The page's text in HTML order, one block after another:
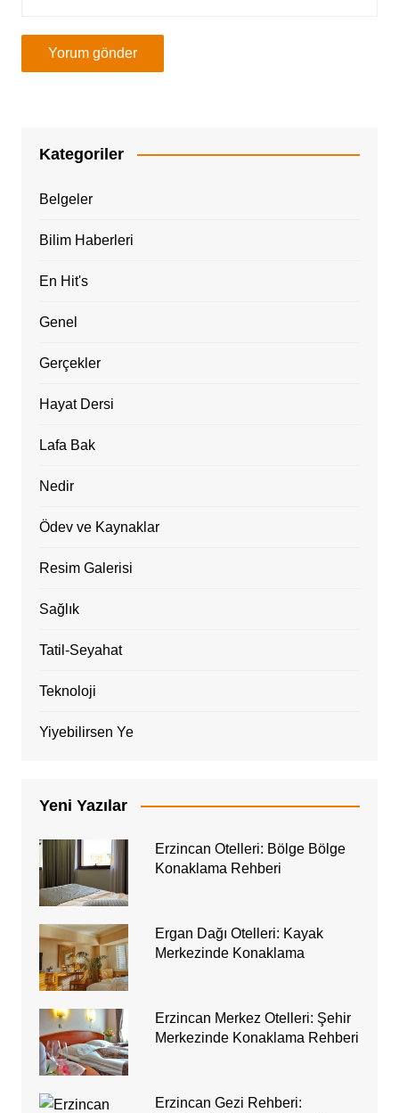
Kategoriler
Belgeler
Bilim Haberleri
En Hit's
Genel
Gerçekler
Hayat Dersi
Lafa Bak
Nedir
Ödev ve Kaynaklar
Resim Galerisi
Sağlık
Tatil-Seyahat
Teknoloji
Yiyebilirsen Ye
Yeni Yazılar
Erzincan Otelleri: Bölge Bölge
Konaklama Rehberi
Ergan Dağı Otelleri: Kayak
Merkezinde Konaklama
Erzincan Merkez Otelleri: Şehir
Merkezinde Konaklama Rehberi
Erzincan Gezi Rehberi: